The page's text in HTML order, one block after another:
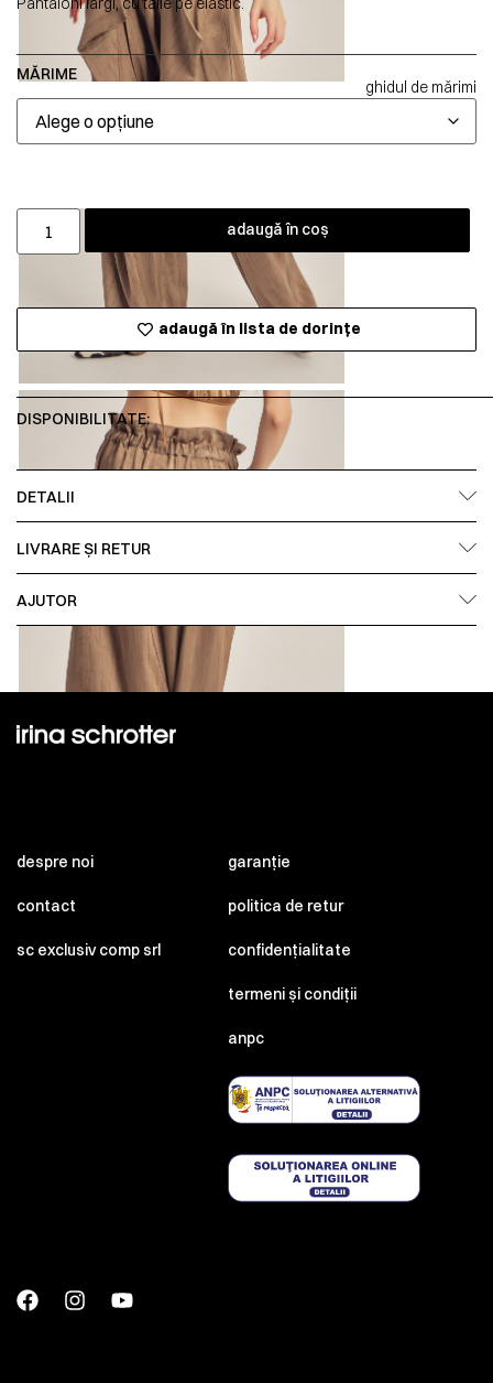
MĂRIME
ghidul de mărimi
adaugă în coș
adaugă în lista de dorințe
DISPONIBILITATE:
DETALII
LIVRARE ȘI RETUR
AJUTOR
despre noi
contact
sc exclusiv comp srl
garanție
politica de retur
confidențialitate
termeni și condiții
anpc